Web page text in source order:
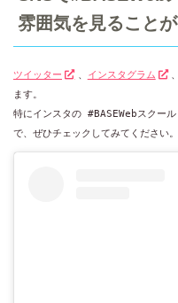
雰囲気を見ること
ツイッター インスタグラム
ます。
特にインスタの #BASEWebスクー
で、ぜひチェックしてみてください。